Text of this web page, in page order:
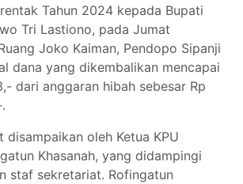
Tahun 2024 kepada Bupati
Tri Lastiono, pada Jumat
Joko Kaiman, Pendopo Sipanji
dana yang dikembalikan mencapai
dari anggaran hibah sebesar Rp
disampaikan oleh Ketua KPU
Khasanah, yang didampingi
staf sekretariat. Rofingatun